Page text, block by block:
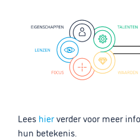
Lees hierverder voor meer
hun betekenis.